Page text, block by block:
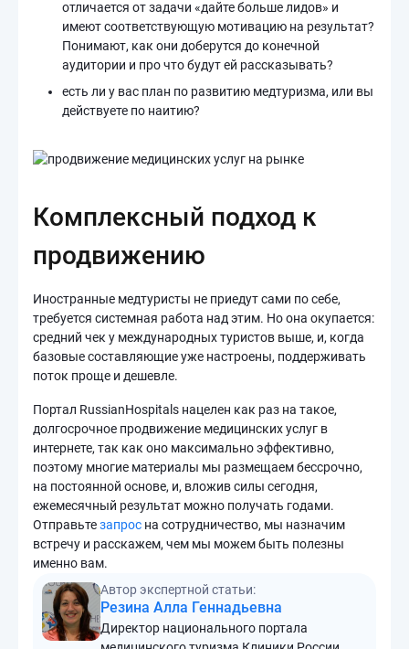
отличается от задачи «дайте больше лидов» и
имеют соответствующую мотивацию на результат?
Понимают, как они доберутся до конечной
аудитории и про что будут ей рассказывать?
есть ли у вас план по развитию медтуризма, или вы
действуете по наитию?
Комплексный подход к
продвижению
Иностранные медтуристы не приедут сами по себе,
требуется системная работа над этим. Но она окупается:
средний чек у международных туристов выше, и, когда
базовые составляющие уже настроены, поддерживать
поток проще и дешевле.
Портал RussianHospitals нацелен как раз на такое,
долгосрочное продвижение медицинских услуг в
интернете, так как оно максимально эффективно,
поэтому многие материалы мы размещаем бессрочно,
на постоянной основе, и, вложив силы сегодня,
ежемесячный результат можно получать годами.
Отправьтезапрос на сотрудничество, мы назначим
встречу и расскажем, чем мы можем быть полезны
именно вам.
Автор экспертной статьи:
Резина Алла Геннадьевна
Директор национального портала